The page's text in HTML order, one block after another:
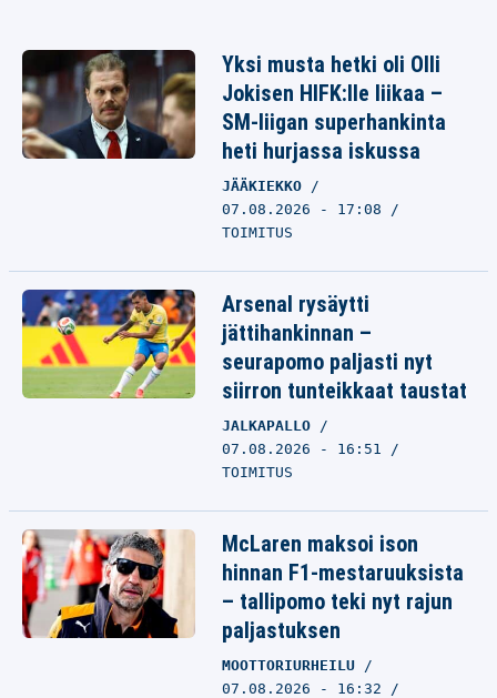
Yksi musta hetki oli Olli
Jokisen HIFK:lle liikaa –
SM-liigan superhankinta
heti hurjassa iskussa
JÄÄKIEKKO
07.08.2026 - 17:08
TOIMITUS
Arsenal rysäytti
jättihankinnan –
seurapomo paljasti nyt
siirron tunteikkaat taustat
JALKAPALLO
07.08.2026 - 16:51
TOIMITUS
McLaren maksoi ison
hinnan F1-mestaruuksista
– tallipomo teki nyt rajun
paljastuksen
MOOTTORIURHEILU
07.08.2026 - 16:32